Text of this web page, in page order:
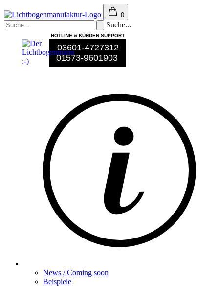
0
Suche...
HOTLINE & KUNDEN SUPPORT
03601-4727312
01573-9601903
News / Coming soon
Beispiele